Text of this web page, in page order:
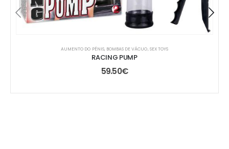
AUMENTO DO PÉNIS, BOMBAS DE VÁCUO, SEX TOYS
RACING PUMP
59.50€